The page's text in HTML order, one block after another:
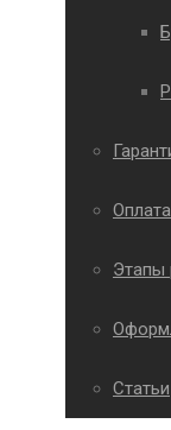
Этапы
Статьи